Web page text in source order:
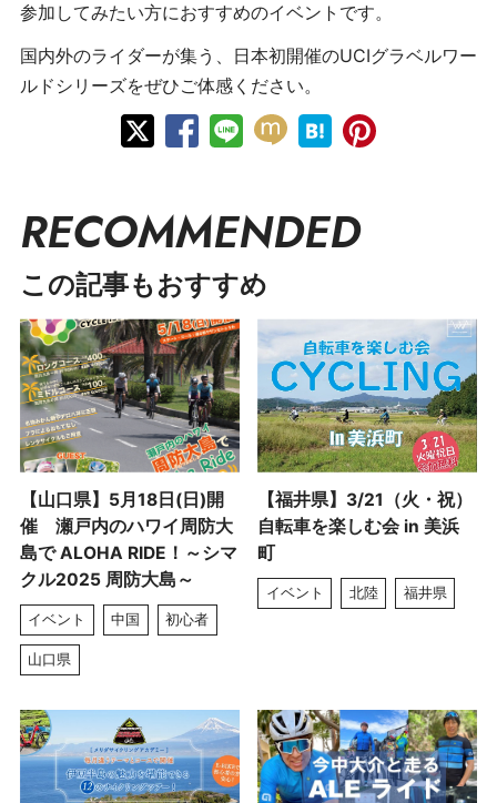
参加してみたい方におすすめのイベントです。
国内外のライダーが集う、日本初開催のUCIグラベルワー
ルドシリーズをぜひご体感ください。
RECOMMENDED
この記事もおすすめ
【山口県】5月18日(日)開
催 瀬戸内のハワイ周防大
島で ALOHA RIDE！～シマ
クル2025 周防大島～
イベント 中国 初心者
山口県
【福井県】3/21（火・祝）
自転車を楽しむ会 in 美浜
町
イベント 北陸 福井県